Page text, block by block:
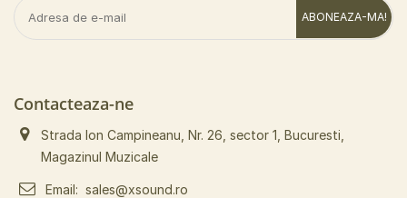
ABONEAZA-MA!
Contacteaza-ne
Strada Ion Campineanu, Nr. 26, sector 1, Bucuresti,
Magazinul Muzicale
Email: sales@xsound.ro